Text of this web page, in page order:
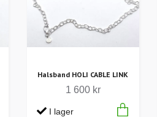
Halsband HOLI CABLE LINK
1 600 kr
I lager